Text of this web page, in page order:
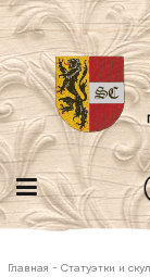
Главная - Статуэтки и